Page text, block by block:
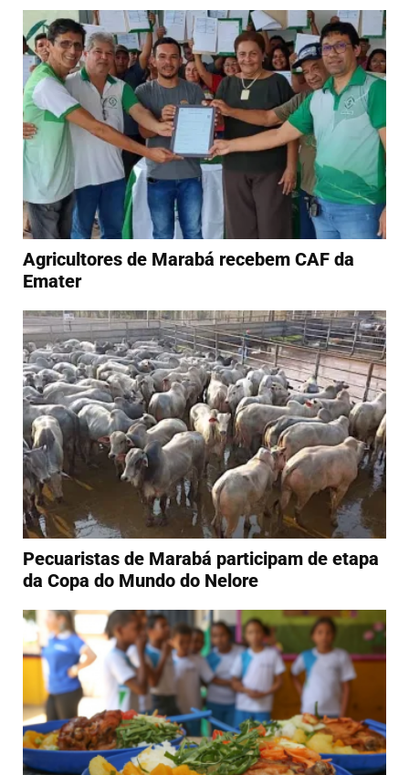
Agricultores de Marabá recebem CAF da
Emater
Pecuaristas de Marabá participam de etapa
da Copa do Mundo do Nelore